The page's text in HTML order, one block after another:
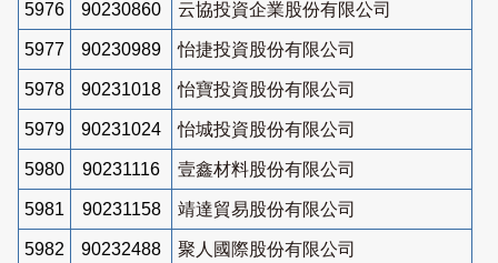
5976 90230860 云協投資企業股份有限公司
5977 90230989 怡捷投資股份有限公司
5978 90231018 怡寶投資股份有限公司
5979 90231024 怡城投資股份有限公司
5980 90231116 壹鑫材料股份有限公司
5981 90231158 靖達貿易股份有限公司
5982 90232488 聚人國際股份有限公司